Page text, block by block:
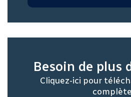
Besoin de plus
Cliquez-ici pour
complète